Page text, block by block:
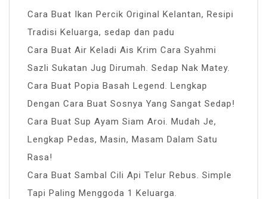
Cara Buat Ikan Percik Original Kelantan, Resipi
Tradisi Keluarga, sedap dan padu
Cara Buat Air Keladi Ais Krim Cara Syahmi
Sazli Sukatan Jug Dirumah. Sedap Nak Matey.
Cara Buat Popia Basah Legend. Lengkap
Dengan Cara Buat Sosnya Yang Sangat Sedap!
Cara Buat Sup Ayam Siam Aroi. Mudah Je,
Lengkap Pedas, Masin, Masam Dalam Satu
Rasa!
Cara Buat Sambal Cili Api Telur Rebus. Simple
Tapi Paling Menggoda 1 Keluarga.